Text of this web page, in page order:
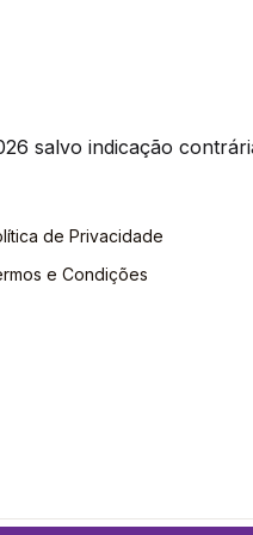
salvo indicação
de Privacidade
e Condições